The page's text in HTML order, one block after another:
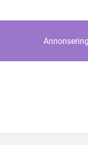
Annonsering